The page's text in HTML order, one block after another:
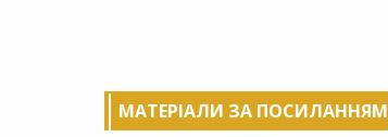
МАТЕРІАЛИ ЗА ПОСИЛАННЯМ